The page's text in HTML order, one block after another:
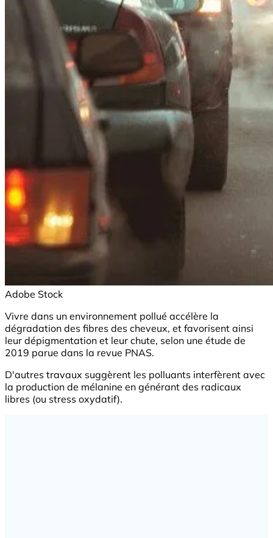
Adobe Stock
Vivre dans un environnement pollué accélère la
dégradation des fibres des cheveux, et favorisent ainsi
leur dépigmentation et leur chute, selon une étude de
2019 parue dans la revue PNAS.
D'autres travaux suggèrent les polluants interfèrent avec
la production de mélanine en générant des radicaux
libres (ou stress oxydatif).